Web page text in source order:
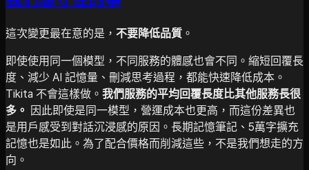
這次變更最在意的是， 不要降低品質 。
即使使用同一個模型，不同服務的體感也會不同。縮短回覆長
度、減少 AI 記憶量、刪減思考過程，都能快速降低成本。
Tikita 不會這樣做。 我們服務的平均回覆長度比其他服務長很
多。 因此即使是同一模型，營運成本也更高，而這份差異也
是用戶感受到對話沉浸感的原因。長期記憶筆記、5萬字擴充
記憶也是如此。為了配合價格而削減這些，不是我們想走的方
向。